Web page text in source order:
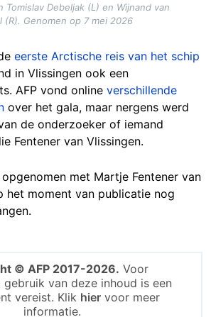
Tomislav Debeljak (L) en Wijnand van
(R). Genomen op 7 mei 2026
eerste Arctische reis van het schip
in Vlissingen ook een
AFP vond online verschillende
over het gala, maar nergens werd
de onderzoeker of iemand
Fentener van Vlissingen.
met Martje Fentener van
het moment van publicatie nog
© AFP 2017-2026. Voor
van deze inhoud is een
vereist. Klik hiervoor meer
informatie.